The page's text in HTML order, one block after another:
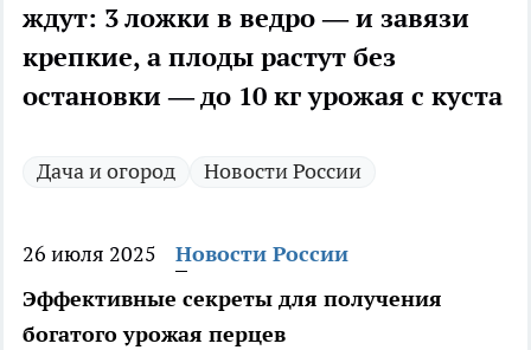
ждут: 3 ложки в ведро — и завязи
крепкие, а плоды растут без
остановки — до 10 кг урожая с куста
Дача и огород Новости России
26 июля 2025
Новости России
Эффективные секреты для получения
богатого урожая перцев